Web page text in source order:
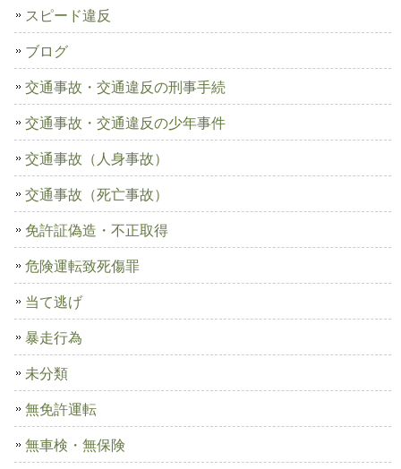
スピード違反
ブログ
交通事故・交通違反の刑事手続
交通事故・交通違反の少年事件
交通事故（人身事故）
交通事故（死亡事故）
免許証偽造・不正取得
危険運転致死傷罪
当て逃げ
暴走行為
未分類
無免許運転
無車検・無保険